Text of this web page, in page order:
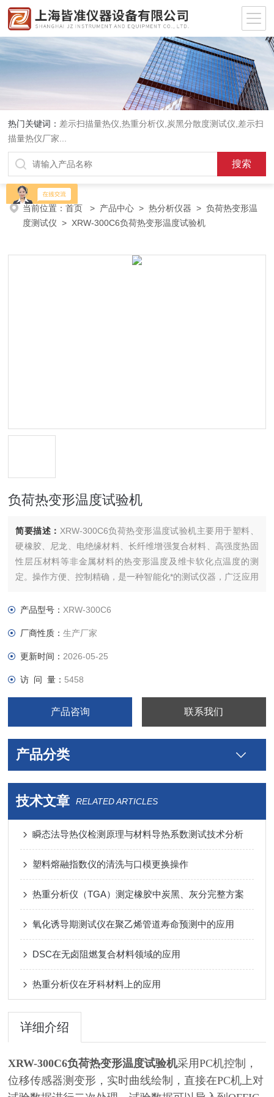
热门关键词： 差示扫描量热仪 ,热重分析仪 炭黑分散度测试仪 差示扫
描量热仪厂家
当前位置：首页 > 产品中心 >热分析仪器 >负荷热变形温
度测试仪 > XRW-300C6负荷热变形温度试验机
负荷热变形温度试验机
简要描述： XRW-300C6负荷热变形温度试验机主要用于塑料、
硬橡胶、尼龙、电绝缘材料、长纤维增强复合材料、高强度热固
性层压材料等非金属材料的热变形温度及维卡软化点温度的测
定。操作方便、控制精确，是一种智能化*的测试仪器，广泛应用
产品型号： XRW-300C6
厂商性质：生产厂家
更新时间： 2026-05-25
访 问 量： 5458
产品咨询 联系我们
产品分类
技术文章 RELATED ARTICLES
瞬态法导热仪检测原理与材料导热系数测试技术分析
塑料熔融指数仪的清洗与口模更换操作
热重分析仪（TGA）测定橡胶中炭黑、灰分完整方案
氧化诱导期测试仪在聚乙烯管道寿命预测中的应用
DSC在无卤阻燃复合材料领域的应用
热重分析仪在牙科材料上的应用
详细介绍
XRW-300C6负荷热变形温度试验机采用PC机控制，
位移传感器测变形，实时曲线绘制，直接在PC机上对